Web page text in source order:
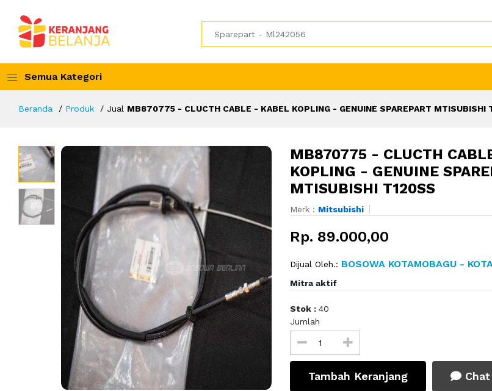
Semua Kategori
Beranda Produk Jual MB870775 - CLUCTH CABLE - KABEL KOPLING - GENUINE SPAREPART MTISUBISHI
MB870775 - CLUCTH
KOPLING - GENUINE
MTISUBISHI T120SS
Merk : Mitsubishi
Rp. 89.000,00
Dijual Oleh.: BOSOWA KOTAMOBAGU -
Mitra aktif
Stok : 40
Jumlah
Tambah Keranjang Chat